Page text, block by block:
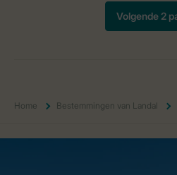
Home Bestemmingen van Landal